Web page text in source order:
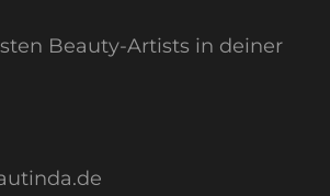
Beauty-Artists in deiner